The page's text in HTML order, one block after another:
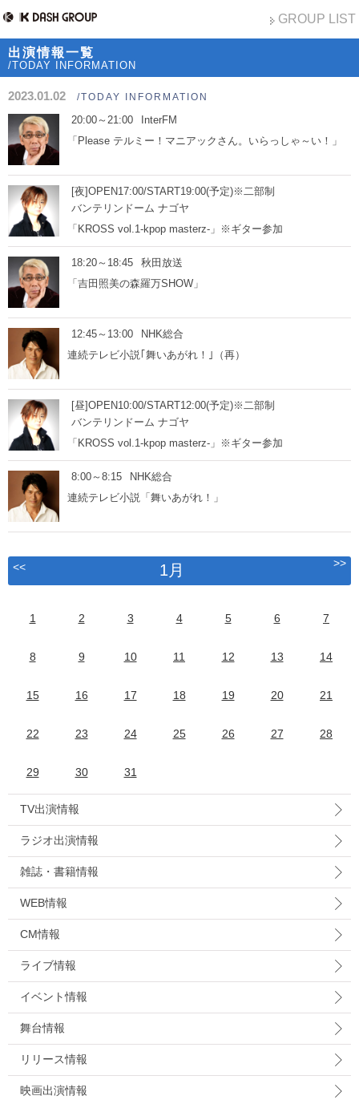
GROUP LIST
出演情報一覧
/TODAY INFORMATION
2023.01.02 /TODAY INFORMATION
20:00～21:00
InterFM
「Please テルミー！マニアックさん。いらっしゃ～い！」
[夜]OPEN17:00/START19:00(予定)※二部制
バンテリンドーム ナゴヤ
「KROSS vol.1-kpop masterz-」※ギター参加
18:20～18:45
秋田放送
「吉田照美の森羅万SHOW」
12:45～13:00
NHK総合
連続テレビ小説｢舞いあがれ！｣（再）
[昼]OPEN10:00/START12:00(予定)※二部制
バンテリンドーム ナゴヤ
「KROSS vol.1-kpop masterz-」※ギター参加
8:00～8:15
NHK総合
連続テレビ小説「舞いあがれ！」
<< 1月 >>
1 2 3 4 5 6 7
8 9 10 11 12 13 14
15 16 17 18 19 20 21
22 23 24 25 26 27 28
29 30 31
TV出演情報
ラジオ出演情報
雑誌・書籍情報
WEB情報
CM情報
ライブ情報
イベント情報
舞台情報
リリース情報
映画出演情報